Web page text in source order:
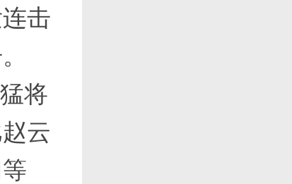
击
将
云